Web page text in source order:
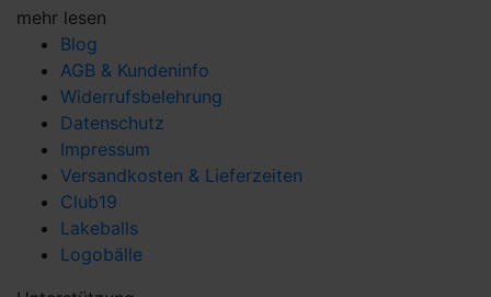
mehr lesen
Blog
AGB & Kundeninfo
Widerrufsbelehrung
Datenschutz
Impressum
Versandkosten & Lieferzeiten
Club19
Lakeballs
Logobälle